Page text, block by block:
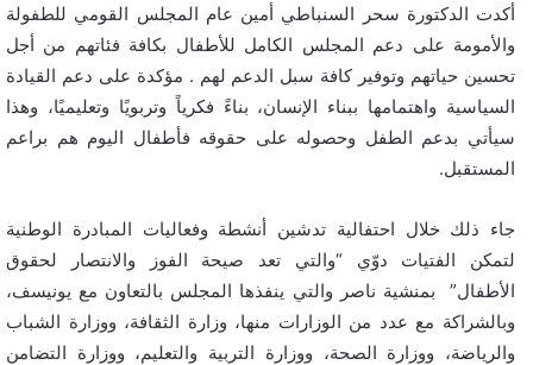
أكدت الدكتورة سحر السنباطي أمين عام المجلس القومي للطفولة
والأمومة على دعم المجلس الكامل للأطفال بكافة فئاتهم من أجل
تحسين حياتهم وتوفير كافة سبل الدعم لهم . مؤكدة على دعم القيادة
السياسية واهتمامها ببناء الإنسان، بناءً فكرياً وتربويًا وتعليميًا، وهذا
سيأتي بدعم الطفل وحصوله على حقوقه فأطفال اليوم هم براعم
المستقبل.
جاء ذلك خلال احتفالية تدشين أنشطة وفعاليات المبادرة الوطنية
لتمكن الفتيات دوّي “والتي تعد صيحة الفوز والانتصار لحقوق
الأطفال” بمنشية ناصر والتي ينفذها المجلس بالتعاون مع يونيسف،
وبالشراكة مع عدد من الوزارات منها، وزارة الثقافة، ووزارة الشباب
والرياضة، ووزارة الصحة، ووزارة التربية والتعليم، ووزارة التضامن